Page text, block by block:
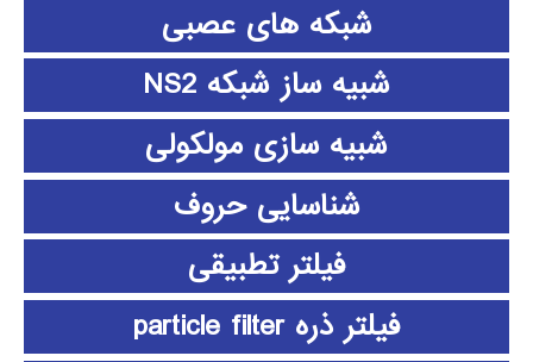
شبکه های عصبی
شبیه ساز شبکه NS2
شبیه سازی مولکولی
شناسایی حروف
فیلتر تطبیقی
فیلتر ذره particle filter